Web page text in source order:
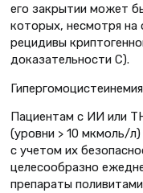
его закрытии может
которых, несмотря на
рецидивы
доказательности C).
Гипергомоцистеинемия
Пациентам с ИИ или
(уровни > 10 мкмоль/
с учетом их
целесообразно
препараты